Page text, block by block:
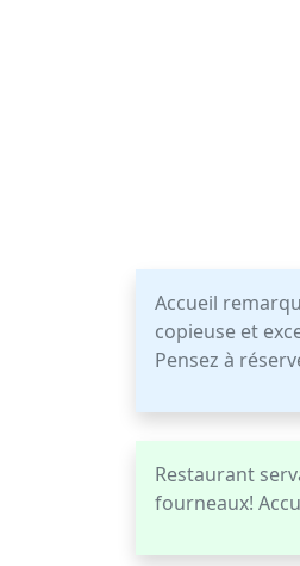
Accueil
copieuse et
Pensez à
Restaurant
fourneaux!